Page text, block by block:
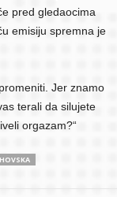
pred gledaocima
emisiju spremna je
Jer znamo
terali da silujete
orgazam?“